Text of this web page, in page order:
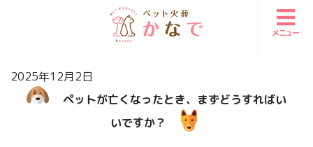
メニュー
2025年12月2日
ペットが亡くなったとき、まずどうすればい
いですか？